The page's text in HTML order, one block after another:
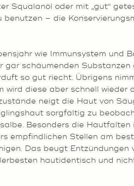
Squalanöl oder mit „gut“
– die
wie Immunsystem und
gar schäumenden
so gut riecht. Übrigens
diese aber schnell wieder
neigt die Haut von
sorgfältig zu
Besonders die
empfindlichen Stellen am
Das beugt Entzündungen
hautidentisch und